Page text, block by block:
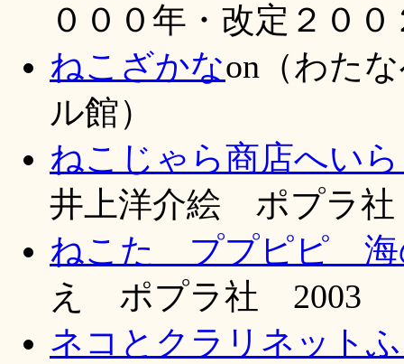
０００年・改定２００
ねこざかなon（わた
ル館）
ねこじゃら商店へい
井上洋介絵 ポプラ社
ねこた ププピピ 海
え ポプラ社 2003
ネコとクラリネット